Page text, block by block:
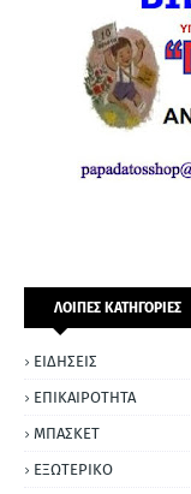
ΛΟΙΠΕΣ ΚΑΤΗΓΟΡΙΕΣ
ΕΙΔΗΣΕΙΣ
ΕΠΙΚΑΙΡΟΤΗΤΑ
ΜΠΑΣΚΕΤ
ΕΞΩΤΕΡΙΚΟ